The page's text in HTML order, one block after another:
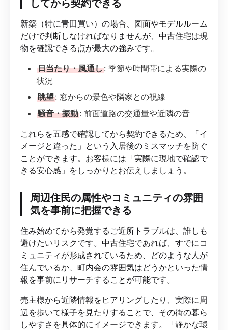
してから契約できる
新築（特に青田買い）の場合、図面やモデルルーム
だけで判断しなければなりませんが、中古住宅は現
物を確認できる点が最大の強みです。
日当たり・風通し: 季節や時間帯による実際の
状況
眺望: 窓からの景色や隣家との視線
騒音・振動: 前面道路の交通量や近隣の音
これらを五感で確認してから契約できるため、「イ
メージと違った」という入居後のミスマッチを防ぐ
ことができます。お客様には「実際に現地で確認で
きる安心感」をしっかりとお伝えしましょう。
周辺住民の属性やコミュニティの雰囲
気を事前に把握できる
住み始めてから発覚するご近所トラブルは、誰しも
避けたいリスクです。中古住宅であれば、すでにコ
ミュニティが形成されているため、どのような人が
住んでいるか、町内会の雰囲気はどうかといった情
報を事前にリサーチすることが可能です。
売主様から近隣情報をヒアリングしたり、実際に周
辺を歩いて様子を見たりすることで、その街の暮ら
しやすさを具体的にイメージできます。「静かな環